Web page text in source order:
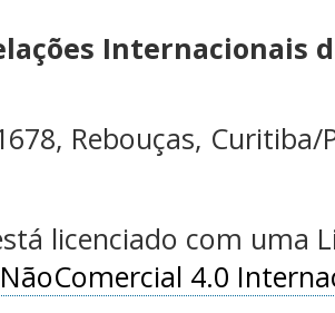
Internacionais
Rebouças, Curitiba/
licenciado com uma
4.0